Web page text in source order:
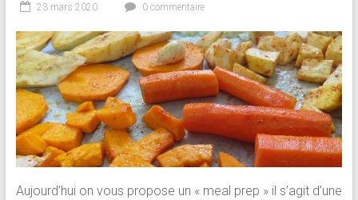
23 mars 2020 0 commentaire
Aujourd’hui on vous propose un « meal prep » il s’agit d’une